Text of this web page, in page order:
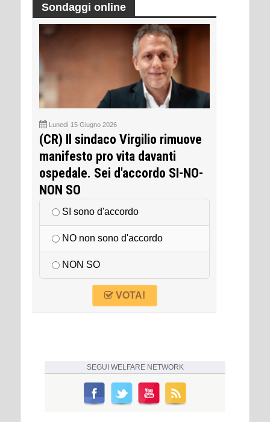
Sondaggi online
Lunedì 15 Giugno 2026
(CR) Il sindaco Virgilio rimuove
manifesto pro vita davanti
ospedale. Sei d'accordo SI-NO-
NON SO
SI sono d'accordo
NO non sono d'accordo
NON SO
VOTA!
SEGUI WELFARE NETWORK